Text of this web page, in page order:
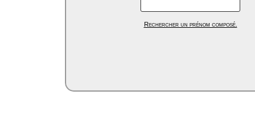
Rechercher un prénom composé.